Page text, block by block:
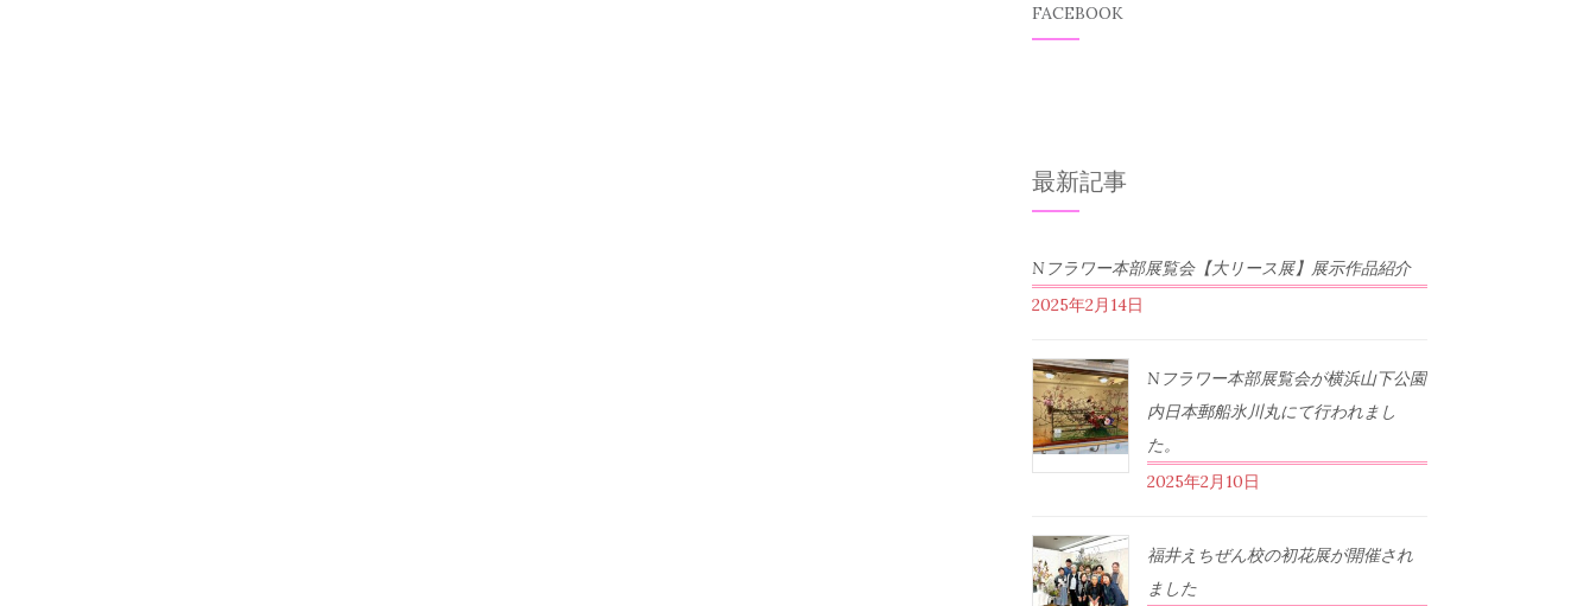
FACEBOOK
最新記事
Nフラワー本部展覧会【大リース展】展示作品紹介
2025年2月14日
Nフラワー本部展覧会が横浜山下公園
内日本郵船氷川丸にて行われまし
た。
2025年2月10日
福井えちぜん校の初花展が開催され
ました